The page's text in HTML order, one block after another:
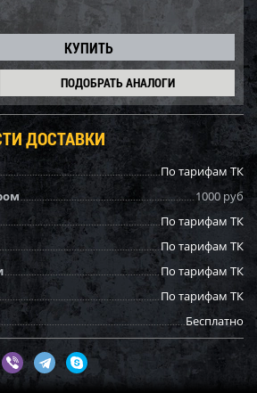
ПОДОБРАТЬ АНАЛОГИ
ДОСТАВКИ
По тарифам ТК
1000 руб
По тарифам ТК
По тарифам ТК
По тарифам ТК
По тарифам ТК
Бесплатно